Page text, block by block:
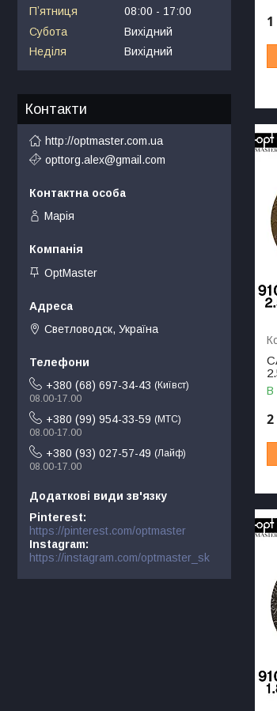
В
2
Пʼятниця
08:00
17:00
Субота
Вихідний
Неділя
Вихідний
Контакти
http://optmaster.com.ua
opttorg.alex@gmail.com
Марія
OptMaster
Светловодск, Україна
+380 (68) 697-34-43
Київст
08.00-17.00
+380 (99) 954-33-59
МТС
08.00-17.00
+380 (93) 027-57-49
Лайф
08.00-17.00
Pinterest
https://pinterest.com/optmaster
Instagram
https://instagram.com/optmaster_sk